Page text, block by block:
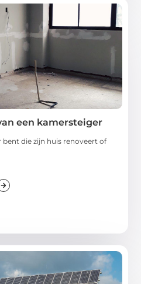
een kamersteiger
bent die zijn huis renoveert of